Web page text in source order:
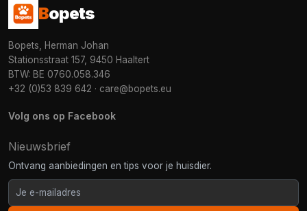
Bopets
Bopets, Herman Johan
Stationsstraat 157, 9450 Haaltert
BTW: BE 0760.058.346
+32 (0)53 839 642 · care@bopets.eu
Volg ons op Facebook
Nieuwsbrief
Ontvang aanbiedingen en tips voor je huisdier.